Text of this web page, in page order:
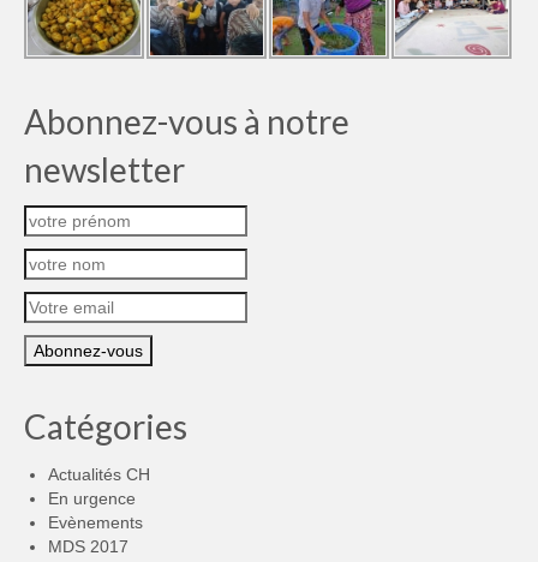
Abonnez-vous à notre
newsletter
Catégories
Actualités CH
En urgence
Evènements
MDS 2017